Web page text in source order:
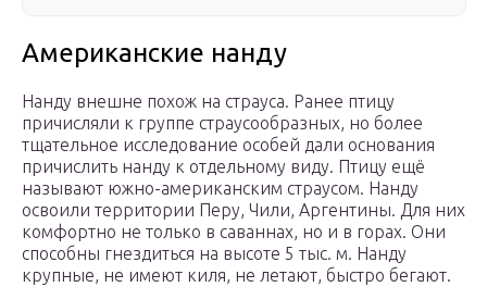
Американские нанду
Нанду внешне похож на страуса. Ранее птицу
причисляли к группе страусообразных, но более
тщательное исследование особей дали основания
причислить нанду к отдельному виду. Птицу ещё
называют южно-американским страусом. Нанду
освоили территории Перу, Чили, Аргентины. Для них
комфортно не только в саваннах, но и в горах. Они
способны гнездиться на высоте 5 тыс. м. Нанду
крупные, не имеют киля, не летают, быстро бегают.